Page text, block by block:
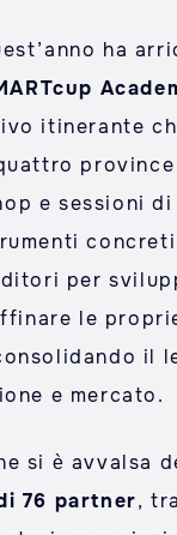
ha
itinerante
e sessioni
per
le
il
e mercato.
si è avvalsa
76 partner,